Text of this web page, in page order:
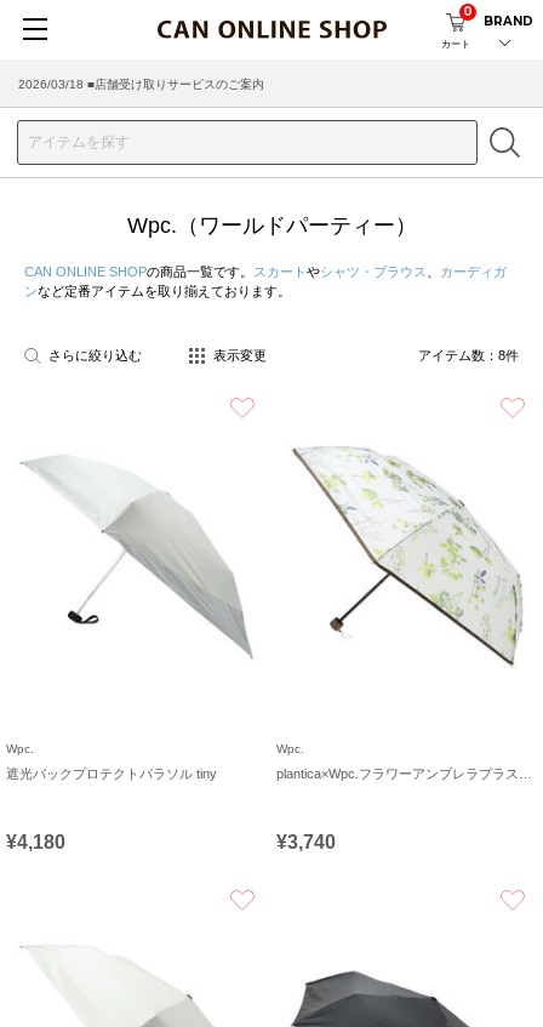
カート
0
BRAND
2026/03/18 ■店舗受け取りサービスのご案内
Wpc.（ワールドパーティー）
CAN ONLINE SHOPの商品一覧です。 スカート やシャツ・ブラウス
カーディガ
ンなど定番アイテムを取り揃えております。
さらに絞り込む 表示変更 アイテム数： 8件
Wpc.
遮光バックプロテクトパラソル tiny
¥4,180
Wpc.
¥3,740